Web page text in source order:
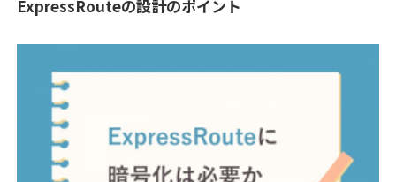
ExpressRouteの設計のポイント